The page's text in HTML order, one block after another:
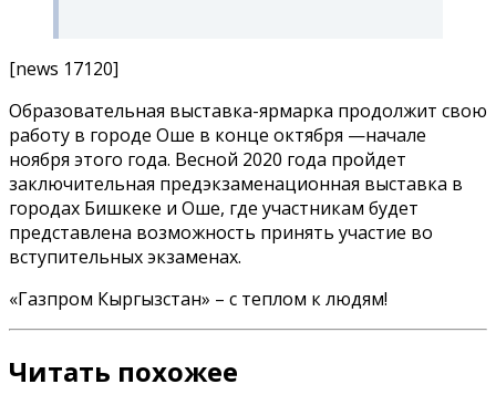
[news 17120]
Образовательная выставка-ярмарка продолжит свою
работу в городе Оше в конце октября —начале
ноября этого года. Весной 2020 года пройдет
заключительная предэкзаменационная выставка в
городах Бишкеке и Оше, где участникам будет
представлена возможность принять участие во
вступительных экзаменах.
«Газпром Кыргызстан» – с теплом к людям!
Читать похожее